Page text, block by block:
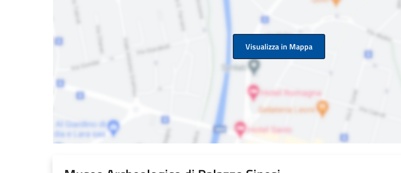
Visualizza in Mappa